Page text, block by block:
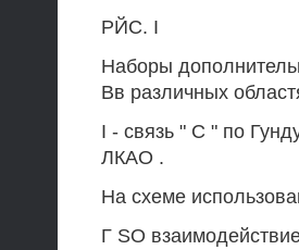
РЙС. I
Наборы
Вв различных
I - связь " С " по
ЛКАО .
На схеме
Г SO